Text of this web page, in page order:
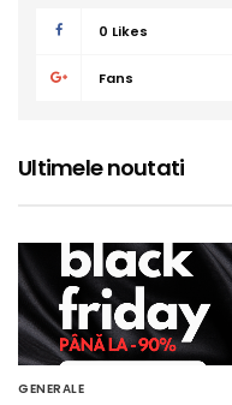
0 Likes
Fans
Ultimele noutati
GENERALE